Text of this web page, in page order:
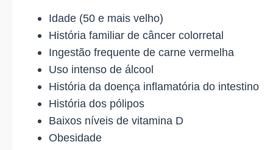
Idade (50 e mais velho)
História familiar de câncer colorretal
Ingestão frequente de carne vermelha
Uso intenso de álcool
História da doença inflamatória do intestino
História dos pólipos
Baixos níveis de vitamina D
Obesidade